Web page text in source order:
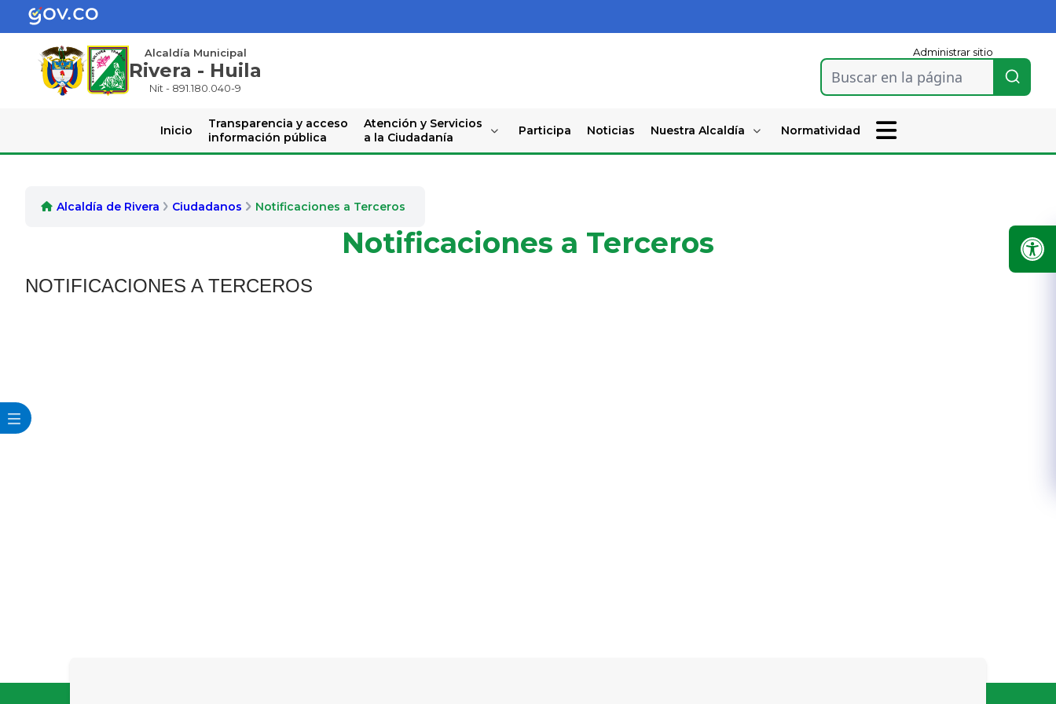
Alcaldía Municipal
Rivera - Huila
Nit - 891.180.040-9
Administrar sitio
Buscar en la página
Inicio
Transparencia y acceso
información pública
Atención y Servicios
a la Ciudadanía
Participa Noticias Nuestra Alcaldía Normatividad
Alcaldía de Rivera Ciudadanos Notificaciones a Terceros
Notificaciones a Terceros
​NOTIFICACIONES A TERCEROS